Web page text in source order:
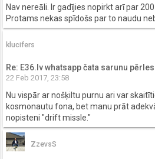
Nav nereāli. Ir gadījies nopirkt arī par
Protams nekas spīdošs par to naudu
klucifers
Re: E36.lv whatsapp čata sarunu pērles
22 Feb 2017, 23:58
Nu vispār ar nošķiltu purnu ari var
kosmonautu fona, bet manu prāt
nopisteni "drift missle."
ZzevsS